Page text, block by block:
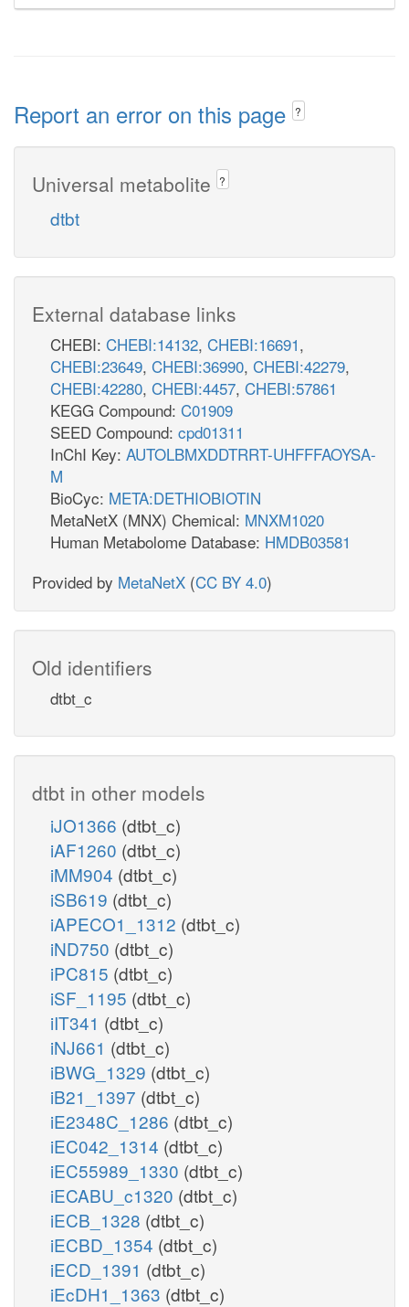
Report an error on this page ?
Universal metabolite ?
dtbt
External database links
CHEBI: CHEBI:14132, CHEBI:16691,
CHEBI:23649, CHEBI:36990, CHEBI:42279,
CHEBI:42280, CHEBI:4457, CHEBI:57861
KEGG Compound: C01909
SEED Compound: cpd01311
InChI Key: AUTOLBMXDDTRRT-UHFFFAOYSA-
M
BioCyc: META:DETHIOBIOTIN
MetaNetX (MNX) Chemical: MNXM1020
Human Metabolome Database: HMDB03581
Provided by MetaNetX (CC BY 4.0)
Old identifiers
dtbt_c
dtbt in other models
iJO1366 (dtbt_c)
iAF1260 (dtbt_c)
iMM904 (dtbt_c)
iSB619 (dtbt_c)
iAPECO1_1312 (dtbt_c)
iND750 (dtbt_c)
iPC815 (dtbt_c)
iSF_1195 (dtbt_c)
iIT341 (dtbt_c)
iNJ661 (dtbt_c)
iBWG_1329 (dtbt_c)
iB21_1397 (dtbt_c)
iE2348C_1286 (dtbt_c)
iEC042_1314 (dtbt_c)
iEC55989_1330 (dtbt_c)
iECABU_c1320 (dtbt_c)
iECB_1328 (dtbt_c)
iECBD_1354 (dtbt_c)
iECD_1391 (dtbt_c)
iEcDH1_1363 (dtbt_c)